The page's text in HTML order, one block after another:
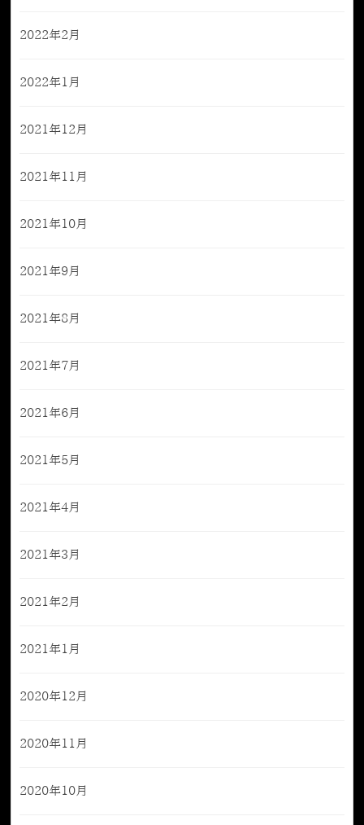
2022年2月
2022年1月
2021年12月
2021年11月
2021年10月
2021年9月
2021年8月
2021年7月
2021年6月
2021年5月
2021年4月
2021年3月
2021年2月
2021年1月
2020年12月
2020年11月
2020年10月